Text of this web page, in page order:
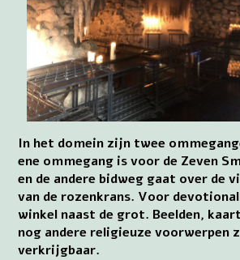
In het domein zijn twee
ene ommegang is voor de Zeven
en de andere bidweg gaat over de
van de rozenkrans. Voor
winkel naast de grot. Beelden,
nog andere religieuze voorwerpen
verkrijgbaar.